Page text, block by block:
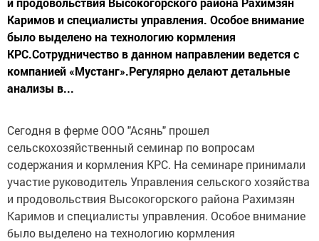
Каримов и специалисты управления. Особое внимание
было выделено на технологию кормления
КРС.Сотрудничество в данном направлении ведется с
компанией «Мустанг».Регулярно делают детальные
анализы в...
Сегодня в ферме ООО "Асянь" прошел
сельскохозяйственный семинар по вопросам
содержания и кормления КРС. На семинаре принимали
участие руководитель Управления сельского хозяйства
и продовольствия Высокогорского района Рахимзян
Каримов и специалисты управления. Особое внимание
было выделено на технологию кормления